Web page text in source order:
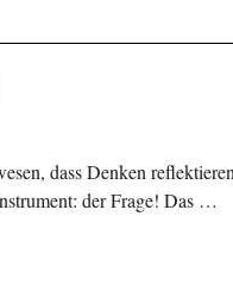
dass Denken
der Frage! Das …